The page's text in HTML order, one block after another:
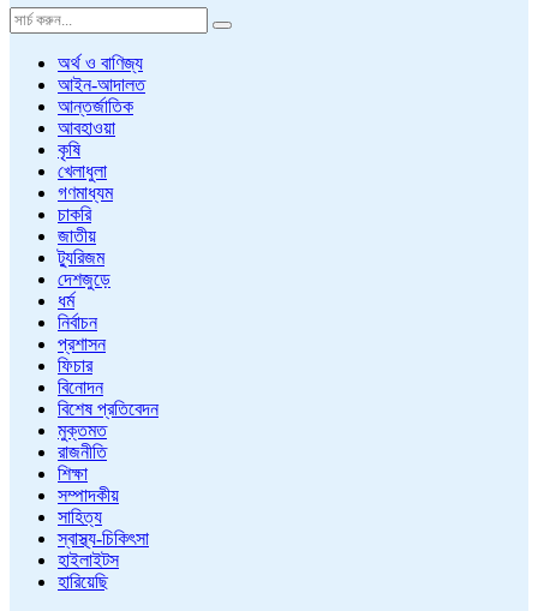
অর্থ ও বাণিজ্য
আইন-আদালত
আন্তর্জাতিক
আবহাওয়া
কৃষি
খেলাধুলা
গণমাধ্যম
চাকরি
জাতীয়
ট্যুরিজম
দেশজুড়ে
ধর্ম
নির্বাচন
প্রশাসন
ফিচার
বিনোদন
বিশেষ প্রতিবেদন
মুক্তমত
রাজনীতি
শিক্ষা
সম্পাদকীয়
সাহিত্য
স্বাস্থ্য-চিকিৎসা
হাইলাইটস
হারিয়েছি